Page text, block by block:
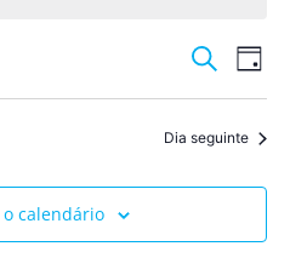
de
e
Pesquisar
de
de
Dia
Dia seguinte
calendário